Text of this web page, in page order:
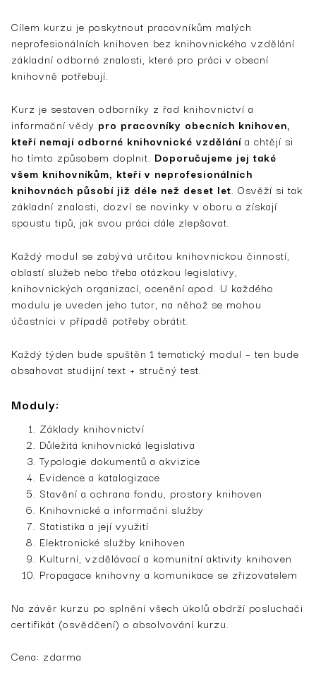
Cílem kurzu je poskytnout pracovníkům malých
neprofesionálních knihoven bez knihovnického vzdělání
základní odborné znalosti, které pro práci v obecní
knihovně potřebují.
Kurz je sestaven odborníky z řad knihovnictví a
informační vědy pro pracovníky obecních knihoven,
kteří nemají odborné knihovnické vzdělání a chtějí si
ho tímto způsobem doplnit. Doporučujeme jej také
všem knihovníkům, kteří v neprofesionálních
knihovnách působí již déle než deset let. Osvěží si tak
základní znalosti, dozví se novinky v oboru a získají
spoustu tipů, jak svou práci dále zlepšovat.
Každý modul se zabývá určitou knihovnickou činností,
oblastí služeb nebo třeba otázkou legislativy,
knihovnických organizací, ocenění apod. U každého
modulu je uveden jeho tutor, na něhož se mohou
účastníci v případě potřeby obrátit.
Každý týden bude spuštěn 1 tematický modul – ten bude
obsahovat studijní text + stručný test.
Moduly:
Základy knihovnictví
Důležitá knihovnická legislativa
Typologie dokumentů a akvizice
Evidence a katalogizace
Stavění a ochrana fondu, prostory knihoven
Knihovnické a informační služby
Statistika a její využití
Elektronické služby knihoven
Kulturní, vzdělávací a komunitní aktivity knihoven
Propagace knihovny a komunikace se zřizovatelem
Na závěr kurzu po splnění všech úkolů obdrží posluchači
certifikát (osvědčení) o absolvování kurzu.
Cena: zdarma